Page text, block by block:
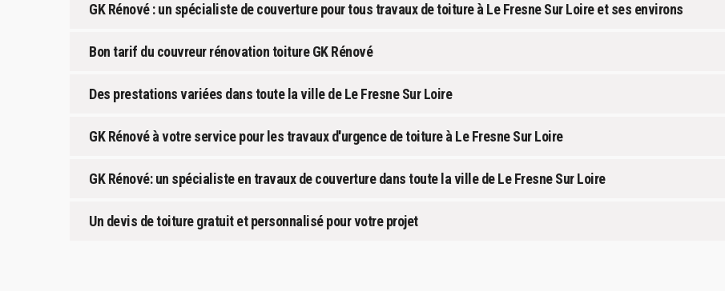
GK Rénové : un spécialiste de couverture pour tous travaux de toiture à Le Fresne Sur Loire et ses environs
Bon tarif du couvreur rénovation toiture GK Rénové
Des prestations variées dans toute la ville de Le Fresne Sur Loire
GK Rénové à votre service pour les travaux d'urgence de toiture à Le Fresne Sur Loire
GK Rénové: un spécialiste en travaux de couverture dans toute la ville de Le Fresne Sur Loire
Un devis de toiture gratuit et personnalisé pour votre projet